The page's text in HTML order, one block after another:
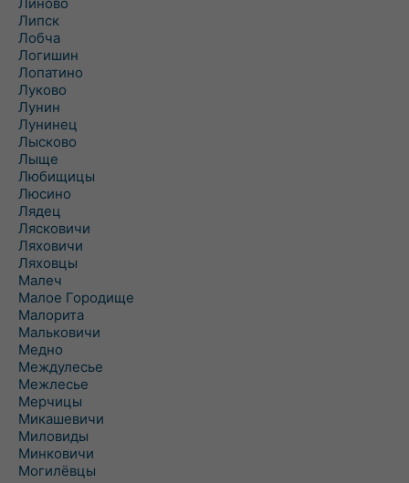
Липск
Лобча
Логишин
Лопатино
Луково
Лунин
Лунинец
Лысково
Лыще
Любищицы
Люсино
Лядец
Лясковичи
Ляховичи
Ляховцы
Малеч
Малое Городище
Малорита
Мальковичи
Медно
Междулесье
Межлесье
Мерчицы
Микашевичи
Миловиды
Минковичи
Могилёвцы